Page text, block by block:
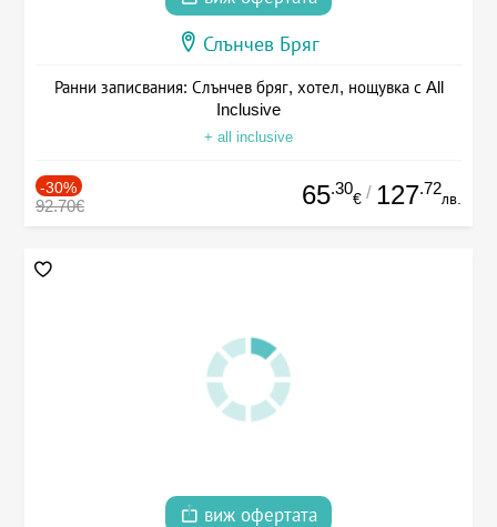
Слънчев Бряг
Ранни записвания: Слънчев бряг, хотел, нощувка с All
Inclusive
+ all inclusive
-30%
92.70€ 65.30
€ / 127.72
лв.
виж офертата